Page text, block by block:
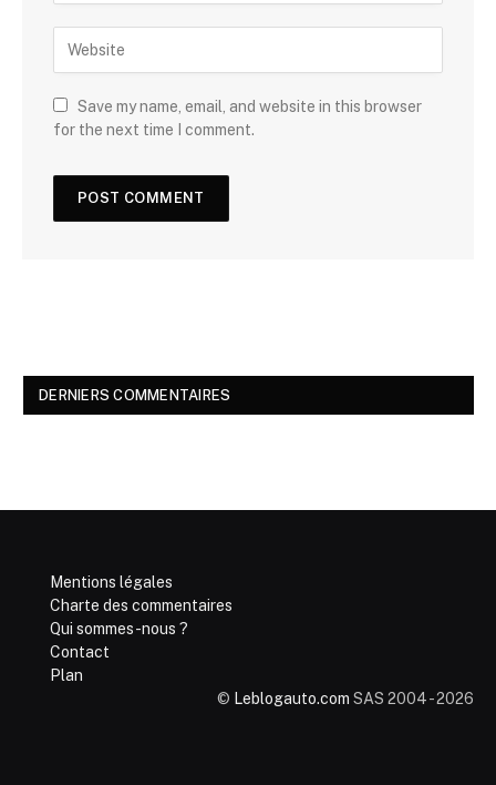
Save my name, email, and website in this browser
for the next time I comment.
DERNIERS COMMENTAIRES
Mentions légales
Charte des commentaires
Qui sommes-nous ?
Contact
Plan
© Leblogauto.com SAS 2004 - 2026